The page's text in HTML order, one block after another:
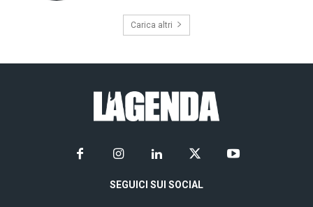
Carica altri
SEGUICI SUI SOCIAL